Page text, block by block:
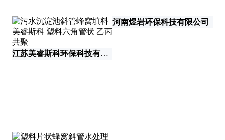
江苏美睿斯科环保科技有限公司
河南煜岩环保科技有限公司